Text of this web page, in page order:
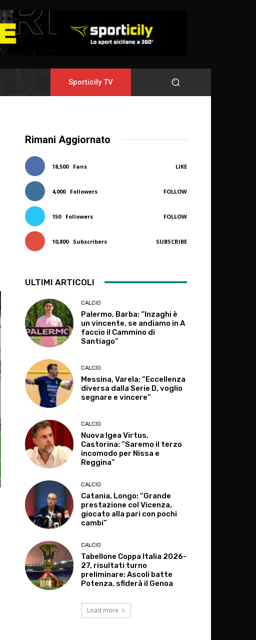
Sporticily TV
Rimani Aggiornato
18,500 Fans LIKE
4,000 Followers FOLLOW
150 Followers FOLLOW
10,800 Subscribers SUBSCRIBE
ULTIMI ARTICOLI
CALCIO
Palermo, Barba: “Inzaghi è
un vincente, se andiamo in A
faccio il Cammino di
Santiago”
CALCIO
Messina, Varela: “Eccellenza
diversa dalla Serie D, voglio
segnare e vincere”
CALCIO
Nuova Igea Virtus,
Castorina: “Saremo il terzo
incomodo per Nissa e
Reggina”
CALCIO
Catania, Longo: “Grande
prestazione col Vicenza,
giocato alla pari con pochi
cambi”
CALCIO
Tabellone Coppa Italia 2026-
27, risultati turno
preliminare: Ascoli batte
Potenza, sfiderà il Genoa
Load more